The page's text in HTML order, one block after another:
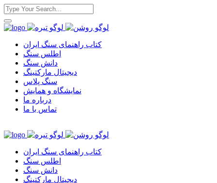
کتاب راهنمای سنگ ایران
اطلس سنگ
دانش سنگ
دیجیتال مارکتینگ
سنگ پلاس
نمایشگاه و همایش
درباره ما
تماس با ما
کتاب راهنمای سنگ ایران
اطلس سنگ
دانش سنگ
دیجیتال مارکتینگ